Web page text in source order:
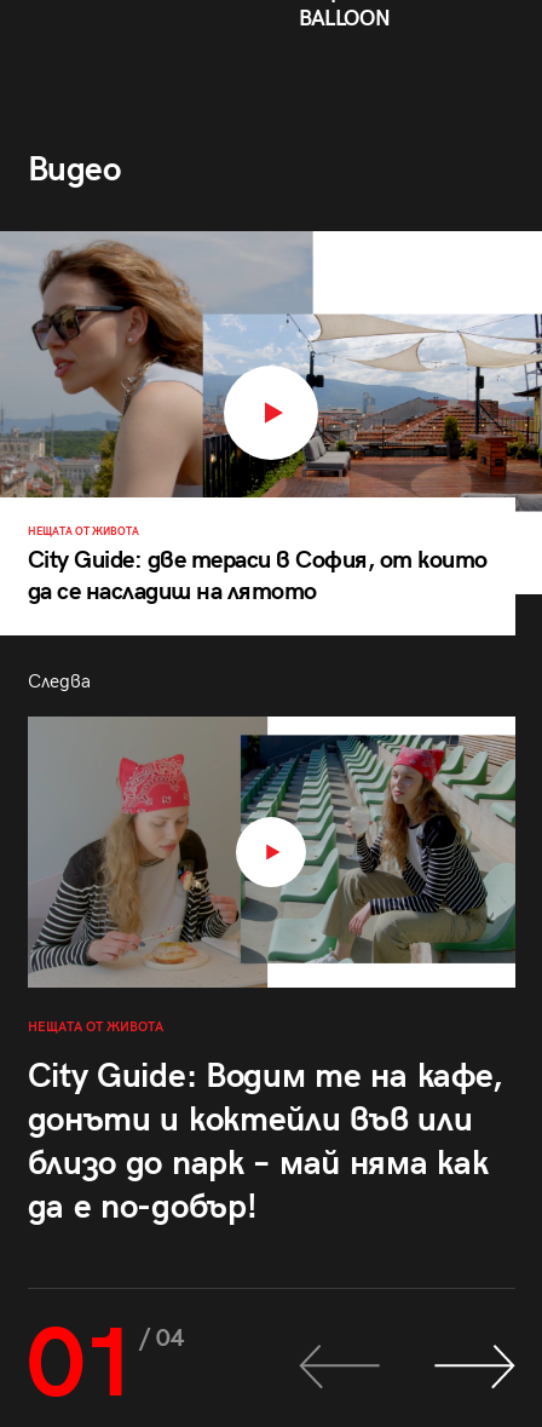
BALLOON
Видео
НЕЩАТА ОТ ЖИВОТА
City Guide: две тераси в София, от които
да се насладиш на лятото
Следва
НЕЩАТА ОТ ЖИВОТА
City Guide: Водим те на кафе,
донъти и коктейли във или
близо до парк – май няма как
да е по-добър!
01 / 04